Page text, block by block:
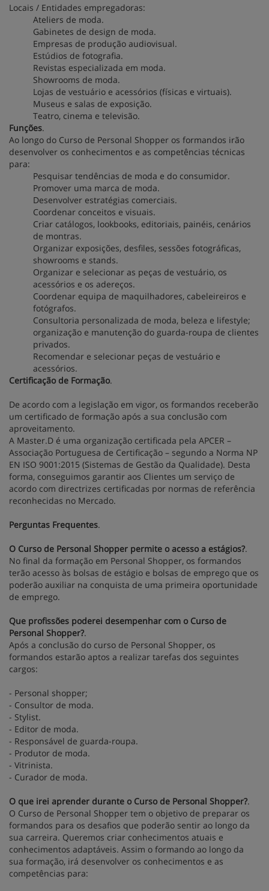
Locais / Entidades empregadoras:
Ateliers de moda.
Gabinetes de design de moda.
Empresas de produção audiovisual.
Estúdios de fotografia.
Revistas especializada em moda.
Showrooms de moda.
Lojas de vestuário e acessórios (físicas e virtuais).
Museus e salas de exposição.
Teatro, cinema e televisão.
Funções.
Ao longo do Curso de Personal Shopper os formandos irão
desenvolver os conhecimentos e as competências técnicas
para:
Pesquisar tendências de moda e do consumidor.
Promover uma marca de moda.
Desenvolver estratégias comerciais.
Coordenar conceitos e visuais.
Criar catálogos, lookbooks, editoriais, painéis, cenários
de montras.
Organizar exposições, desfiles, sessões fotográficas,
showrooms e stands.
Organizar e selecionar as peças de vestuário, os
acessórios e os adereços.
Coordenar equipa de maquilhadores, cabeleireiros e
fotógrafos.
Consultoria personalizada de moda, beleza e lifestyle;
organização e manutenção do guarda-roupa de clientes
privados.
Recomendar e selecionar peças de vestuário e
acessórios.
Certificação de Formação.
De acordo com a legislação em vigor, os formandos receberão
um certificado de formação após a sua conclusão com
aproveitamento.
A Master.D é uma organização certificada pela APCER –
Associação Portuguesa de Certificação – segundo a Norma NP
EN ISO 9001:2015 (Sistemas de Gestão da Qualidade). Desta
forma, conseguimos garantir aos Clientes um serviço de
acordo com directrizes certificadas por normas de referência
reconhecidas no Mercado.
Perguntas Frequentes.
O Curso de Personal Shopper permite o acesso a estágios?.
No final da formação em Personal Shopper, os formandos
terão acesso às bolsas de estágio e bolsas de emprego que os
poderão auxiliar na conquista de uma primeira oportunidade
de emprego.
Que profissões poderei desempenhar com o Curso de
Personal Shopper?.
Após a conclusão do curso de Personal Shopper, os
formandos estarão aptos a realizar tarefas dos seguintes
cargos:
- Personal shopper;
- Consultor de moda.
- Stylist.
- Editor de moda.
- Responsável de guarda-roupa.
- Produtor de moda.
- Vitrinista.
- Curador de moda.
O que irei aprender durante o Curso de Personal Shopper?.
O Curso de Personal Shopper tem o objetivo de preparar os
formandos para os desafios que poderão sentir ao longo da
sua carreira. Queremos criar conhecimentos atuais e
conhecimentos adaptáveis. Assim o formando ao longo da
sua formação, irá desenvolver os conhecimentos e as
competências para: